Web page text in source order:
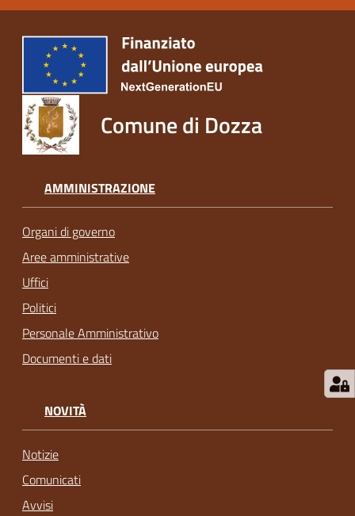
Comune di Dozza
AMMINISTRAZIONE
Organi di governo
Aree amministrative
Uffici
Politici
Personale Amministrativo
Documenti e dati
NOVITÀ
Notizie
Comunicati
Avvisi